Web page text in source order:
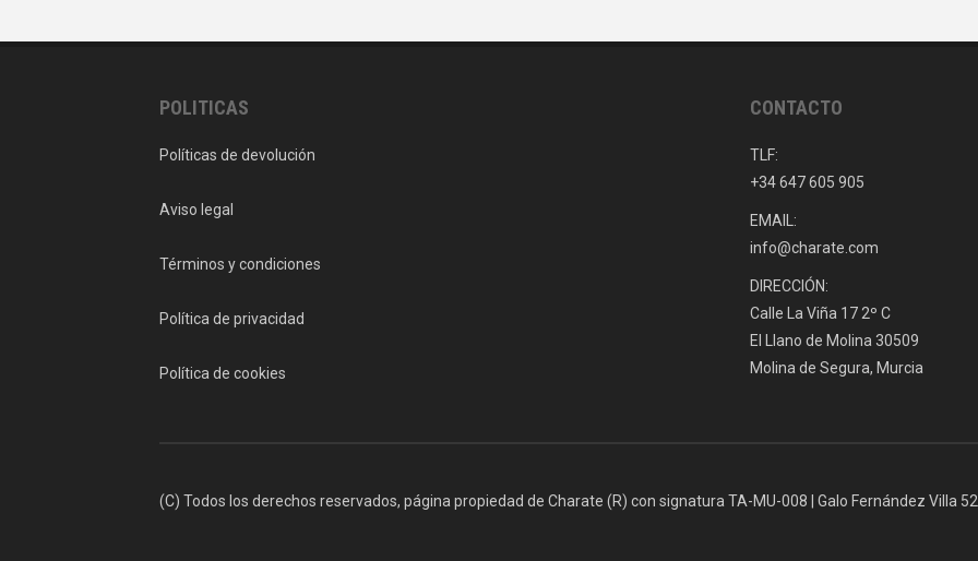
POLITICAS
Políticas de devolución
Aviso legal
Términos y condiciones
Política de privacidad
Política de cookies
CONTACTO
TLF:
+34 647 605 905
EMAIL:
info@charate.com
DIRECCIÓN:
Calle La Viña 17 2º C
El Llano de Molina 30509
Molina de Segura, Murcia
(C) Todos los derechos reservados, página propiedad de Charate (R) con signatura TA-MU-008 | Galo Fernández Villa